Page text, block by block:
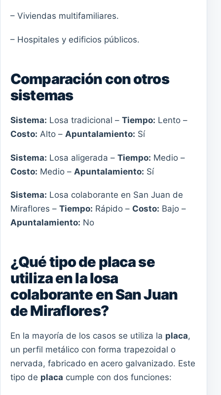
– Viviendas multifamiliares.
– Hospitales y edificios públicos.
Comparación con otros
sistemas
Sistema: Losa tradicional – Tiempo: Lento –
Costo: Alto – Apuntalamiento: Sí
Sistema: Losa aligerada – Tiempo: Medio –
Costo: Medio – Apuntalamiento: Sí
Sistema: Losa colaborante en San Juan de
Miraflores – Tiempo: Rápido – Costo: Bajo –
Apuntalamiento: No
¿Qué tipo de placa se
utiliza en la losa
colaborante en San Juan
de Miraflores?
En la mayoría de los casos se utiliza la placa,
un perfil metálico con forma trapezoidal o
nervada, fabricado en acero galvanizado. Este
tipo de placa cumple con dos funciones: